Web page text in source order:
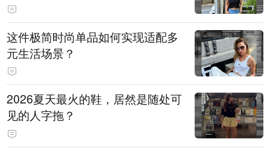
这件极简时尚单品如何实现适配多
元生活场景？
2026夏天最火的鞋，居然是随处可
见的人字拖？